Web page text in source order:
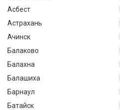
Асбест
Астрахань
Ачинск
Балаково
Балахна
Балашиха
Барнаул
Батайск